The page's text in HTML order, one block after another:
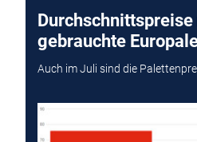
Durchschnittspreise
gebrauchte
Auch im Juli sind die